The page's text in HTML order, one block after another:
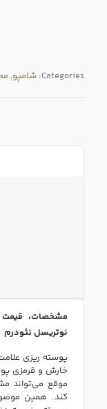
Categories: شامپو,
مشخصات،
نوتریسل نئودرم
پوسته ریزی
خارش و قرمزی
موقع می‌تواند
کند. همین